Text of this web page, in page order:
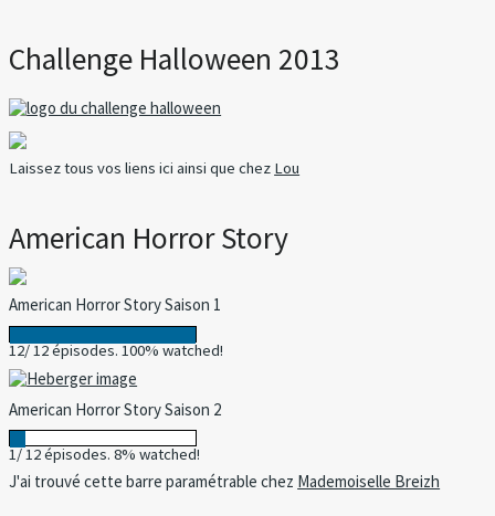
Challenge Halloween 2013
Laissez tous vos liens ici ainsi que chez Lou
American Horror Story
American Horror Story Saison 1
12/ 12 épisodes. 100% watched!
American Horror Story Saison 2
1/ 12 épisodes. 8% watched!
J'ai trouvé cette barre paramétrable chez Mademoiselle Breizh